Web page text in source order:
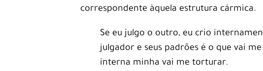
correspondente àquela estrutura cármica.
Se eu julgo o outro, eu crio
julgador e seus padrões é o que vai
interna minha vai me torturar.